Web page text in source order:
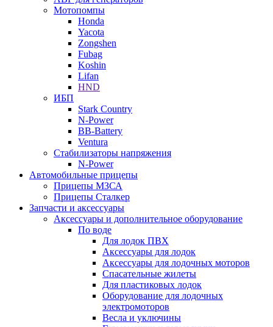
Мотопомпы
Honda
Yacota
Zongshen
Fubag
Koshin
Lifan
HND
ИБП
Stark Country
N-Power
BB-Battery
Ventura
Стабилизаторы напряжения
N-Power
Автомобильные прицепы
Прицепы МЗСА
Прицепы Сталкер
Запчасти и аксессуары
Аксессуары и дополнительное оборудование
По воде
Для лодок ПВХ
Аксессуары для лодок
Аксессуары для лодочных моторов
Спасательные жилеты
Для пластиковых лодок
Оборудование для лодочных
электромоторов
Весла и уключины